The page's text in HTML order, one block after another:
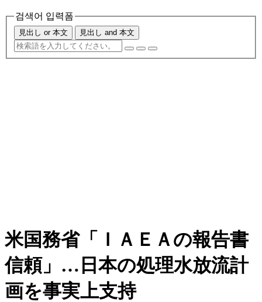
검색어 입력폼
見出し or 本文 見出し and 本文
米国務省「ＩＡＥＡの報告書
信頼」…日本の処理水放流計
画を事実上支持